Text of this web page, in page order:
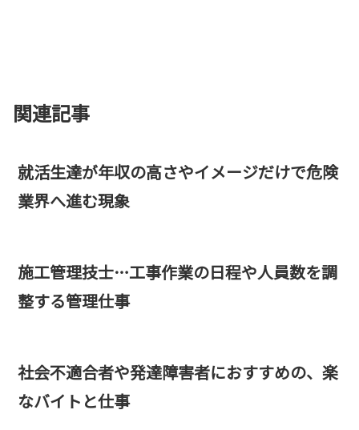
関連記事
就活生達が年収の高さやイメージだけで危険
業界へ進む現象
施工管理技士…工事作業の日程や人員数を調
整する管理仕事
社会不適合者や発達障害者におすすめの、楽
なバイトと仕事